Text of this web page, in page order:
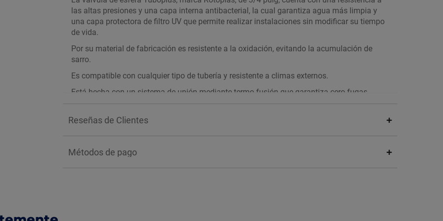
las altas presiones y una capa interna antibacterial, la cual garantiza agua más limpia y
una capa protectora de filtro UV que permite realizar instalaciones sin modificar su tiempo
de vida.
Por su material de fabricación es resistente a la oxidación, evitando la acumulación de
sarro.
Es compatible con cualquier tipo de tubería y resistente a climas externos.
Está hecha con un sistema de unión mediante termo fusión que garantiza cero fugas.
Reseñas de Clientes
Métodos de pago